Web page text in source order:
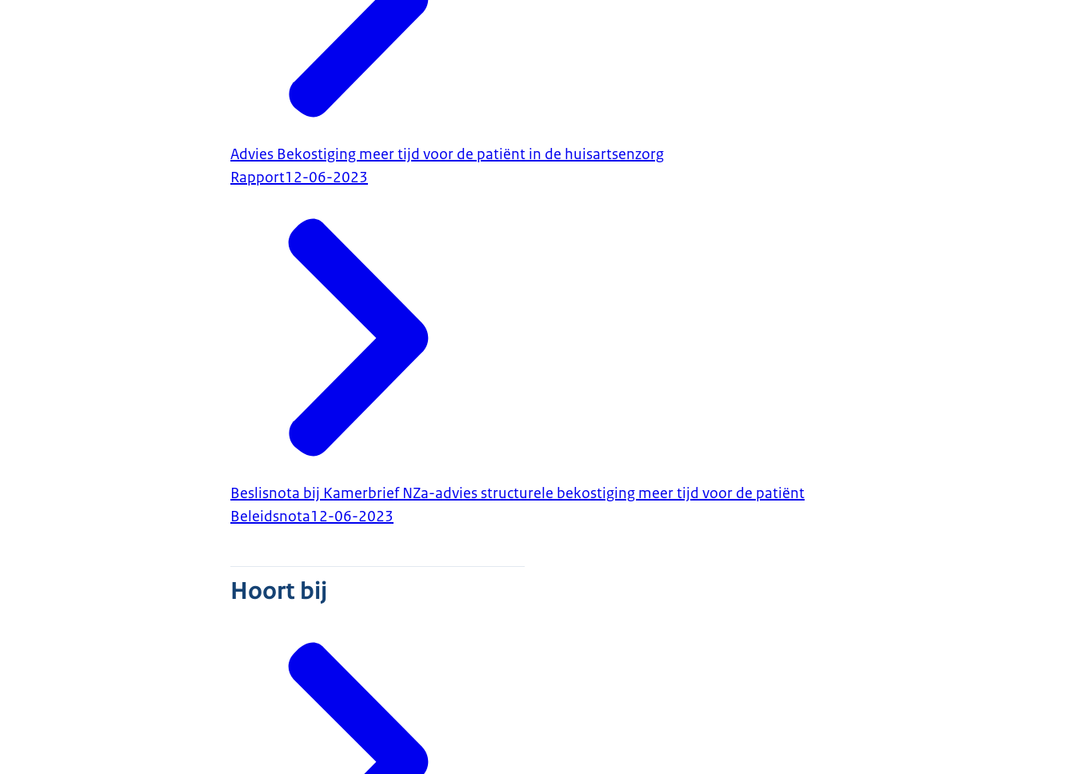
Advies Bekostiging meer tijd voor de patiënt in de huisartsenzorg
Rapport12-06-2023
Beslisnota bij Kamerbrief NZa-advies structurele bekostiging meer tijd voor de patiënt
Beleidsnota12-06-2023
Hoort bij